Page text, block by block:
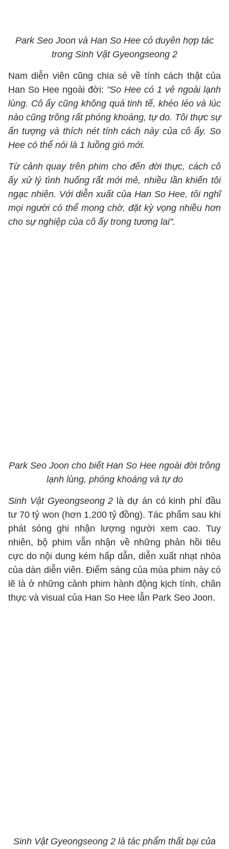
Park Seo Joon và Han So Hee có duyên hợp tác
trong Sinh Vật Gyeongseong 2
Nam diễn viên cũng chia sẻ về tính cách thật của
Han So Hee ngoài đời: "So Hee có 1 vẻ ngoài lạnh
lùng. Cô ấy cũng không quá tinh tế, khéo léo và lúc
nào cũng trông rất phóng khoáng, tự do. Tôi thực sự
ấn tượng và thích nét tính cách này của cô ấy. So
Hee có thể nói là 1 luồng gió mới.
Từ cảnh quay trên phim cho đến đời thực, cách cô
ấy xử lý tình huống rất mới mẻ, nhiều lần khiến tôi
ngạc nhiên. Với diễn xuất của Han So Hee, tôi nghĩ
mọi người có thể mong chờ, đặt kỳ vọng nhiều hơn
cho sự nghiệp của cô ấy trong tương lai".
Park Seo Joon cho biết Han So Hee ngoài đời trông
lạnh lùng, phóng khoáng và tự do
Sinh Vật Gyeongseong 2 là dự án có kinh phí đầu
tư 70 tỷ won (hơn 1.200 tỷ đồng). Tác phẩm sau khi
phát sóng ghi nhận lượng người xem cao. Tuy
nhiên, bộ phim vẫn nhận về những phản hồi tiêu
cực do nội dung kém hấp dẫn, diễn xuất nhạt nhòa
của dàn diễn viên. Điểm sáng của mùa phim này có
lẽ là ở những cảnh phim hành động kịch tính, chân
thực và visual của Han So Hee lẫn Park Seo Joon.
Sinh Vật Gyeongseong 2 là tác phẩm thất bại của